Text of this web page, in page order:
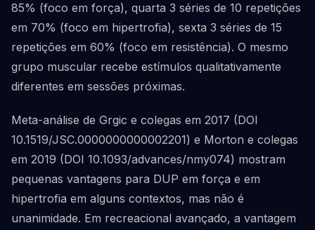
85% (foco em força), quarta 3 séries de 10 repetições
em 70% (foco em hipertrofia), sexta 3 séries de 15
repetições em 60% (foco em resistência). O mesmo
grupo muscular recebe estímulos qualitativamente
diferentes em sessões próximas.
Meta-análise de Grgic e colegas em 2017 (DOI
10.1519/JSC.0000000000002201) e Morton e colegas
em 2019 (DOI 10.1093/advances/nmy074) mostram
pequenas vantagens para DUP em força e em
hipertrofia em alguns contextos, mas não é
unanimidade. Em recreacional avançado, a vantagem